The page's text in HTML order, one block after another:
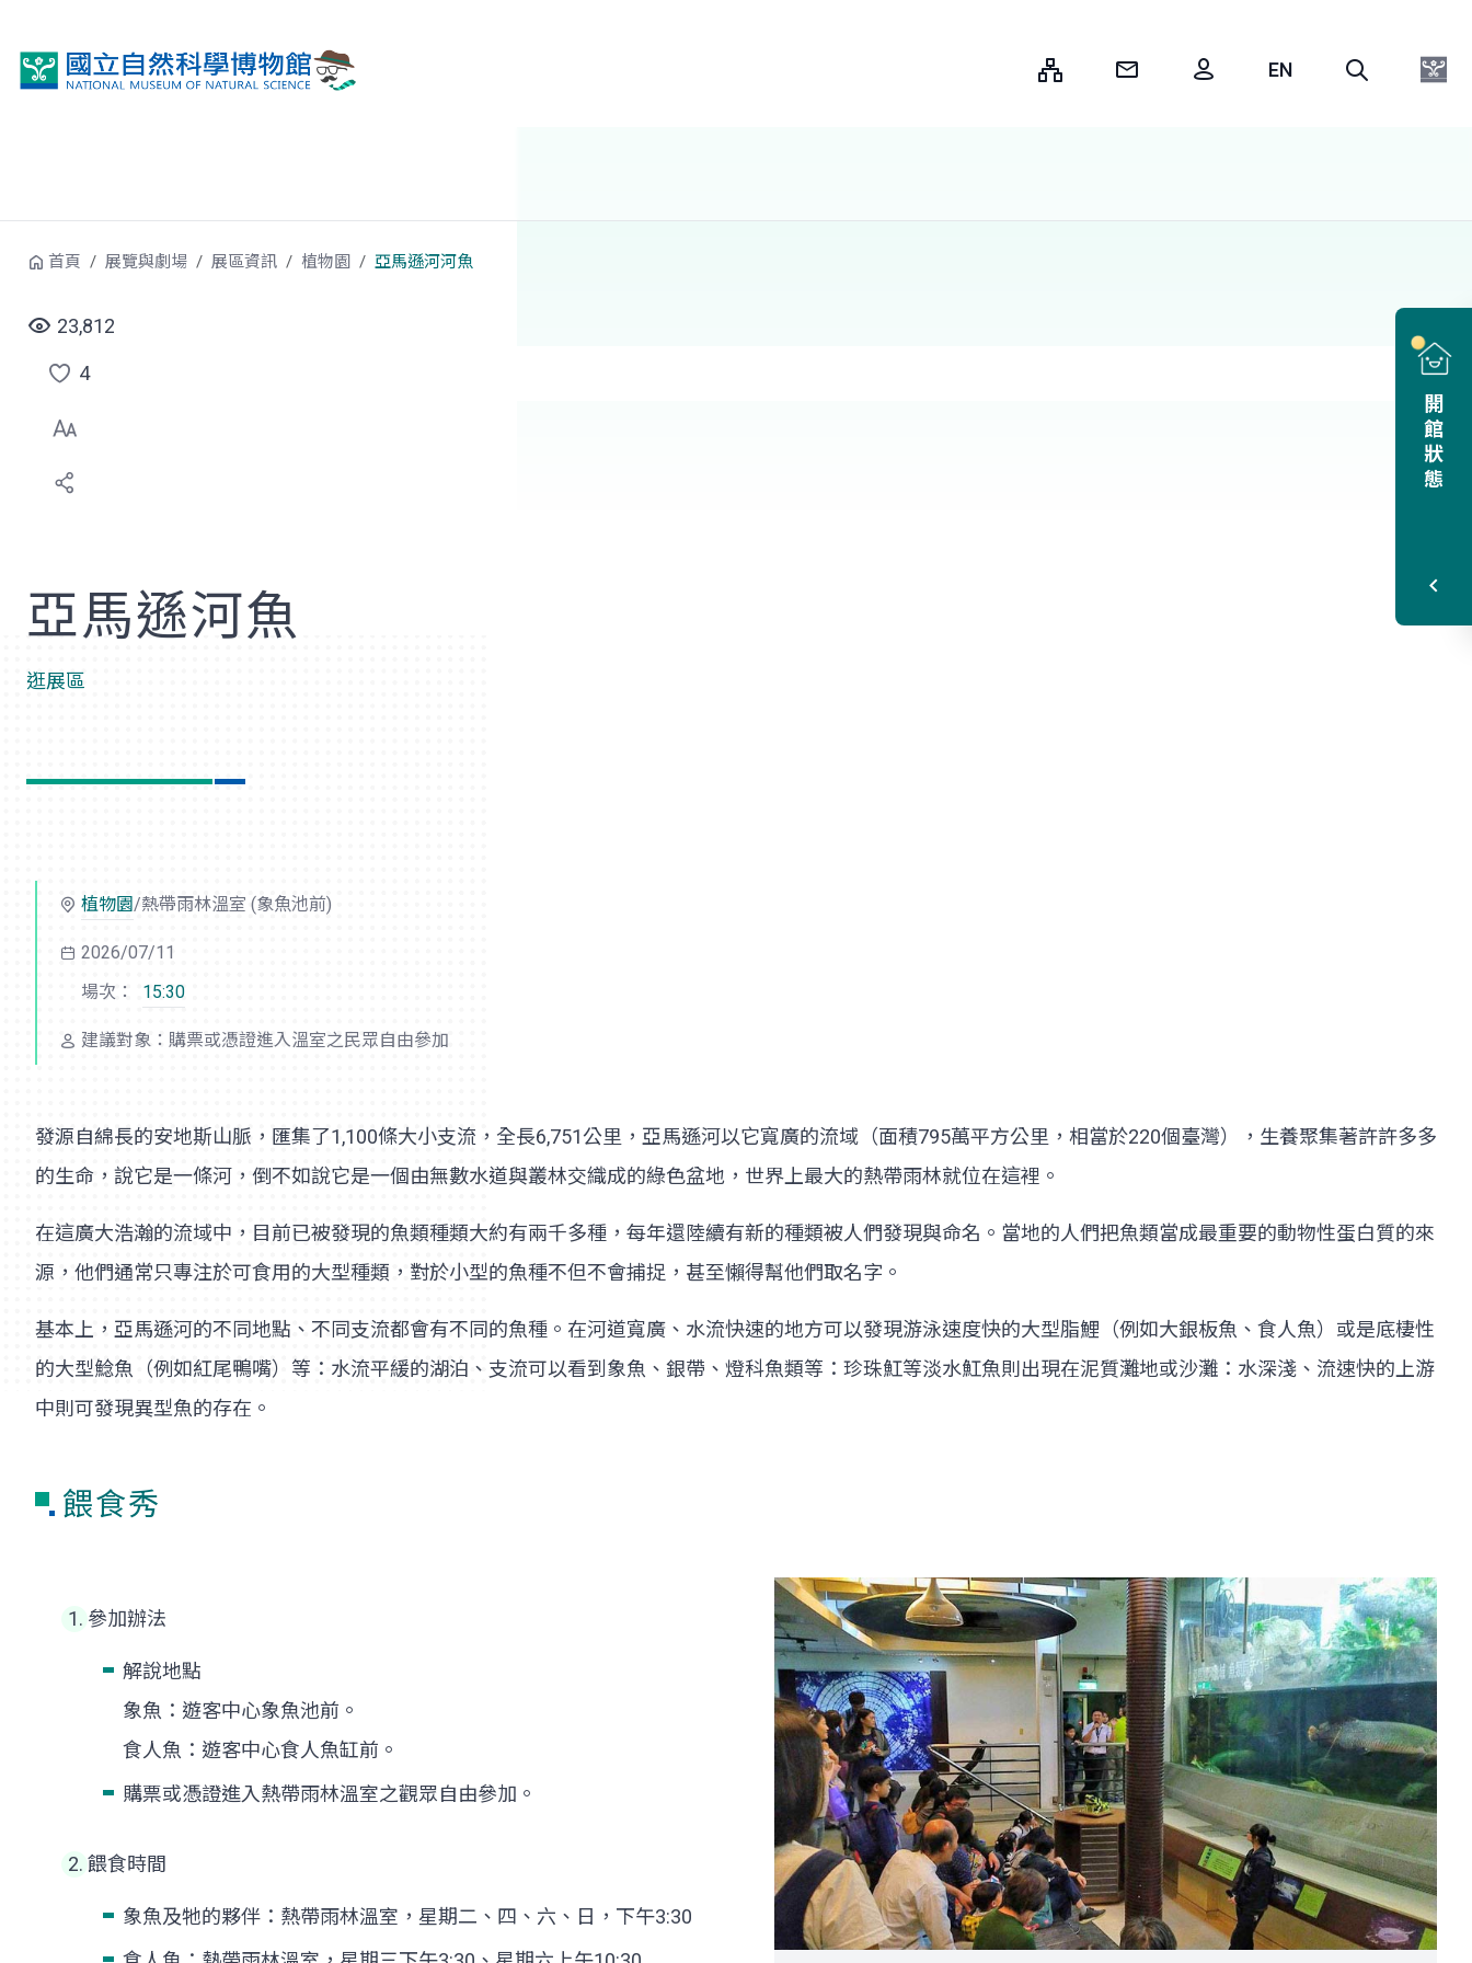
開館狀態
首頁 展覽與劇場 展區資訊 植物園 亞馬遜河河魚
23,812
點
選
喜
4
亞馬遜河魚
逛展區
植物園/熱帶雨林溫室 (象魚池前)
2026/07/11
場次：
15:30
建議對象：購票或憑證進入溫室之民眾自由參加
發源自綿長的安地斯山脈，匯集了1,100條大小支流，全長6,751公里，亞馬遜河以它寬廣的流域（面積795萬平方公里，相當於220個臺灣），生養聚集著許許多多
的生命，說它是一條河，倒不如說它是一個由無數水道與叢林交織成的綠色盆地，世界上最大的熱帶雨林就位在這裡。
在這廣大浩瀚的流域中，目前已被發現的魚類種類大約有兩千多種，每年還陸續有新的種類被人們發現與命名。當地的人們把魚類當成最重要的動物性蛋白質的來
源，他們通常只專注於可食用的大型種類，對於小型的魚種不但不會捕捉，甚至懶得幫他們取名字。
基本上，亞馬遜河的不同地點、不同支流都會有不同的魚種。在河道寬廣、水流快速的地方可以發現游泳速度快的大型脂鯉（例如大銀板魚、食人魚）或是底棲性
的大型鯰魚（例如紅尾鴨嘴）等：水流平緩的湖泊、支流可以看到象魚、銀帶、燈科魚類等：珍珠魟等淡水魟魚則出現在泥質灘地或沙灘：水深淺、流速快的上游
中則可發現異型魚的存在。
餵食秀
參加辦法
解說地點
象魚：遊客中心象魚池前。
食人魚：遊客中心食人魚缸前。
購票或憑證進入熱帶雨林溫室之觀眾自由參加。
餵食時間
象魚及牠的夥伴：熱帶雨林溫室，星期二、四、六、日，下午3:30